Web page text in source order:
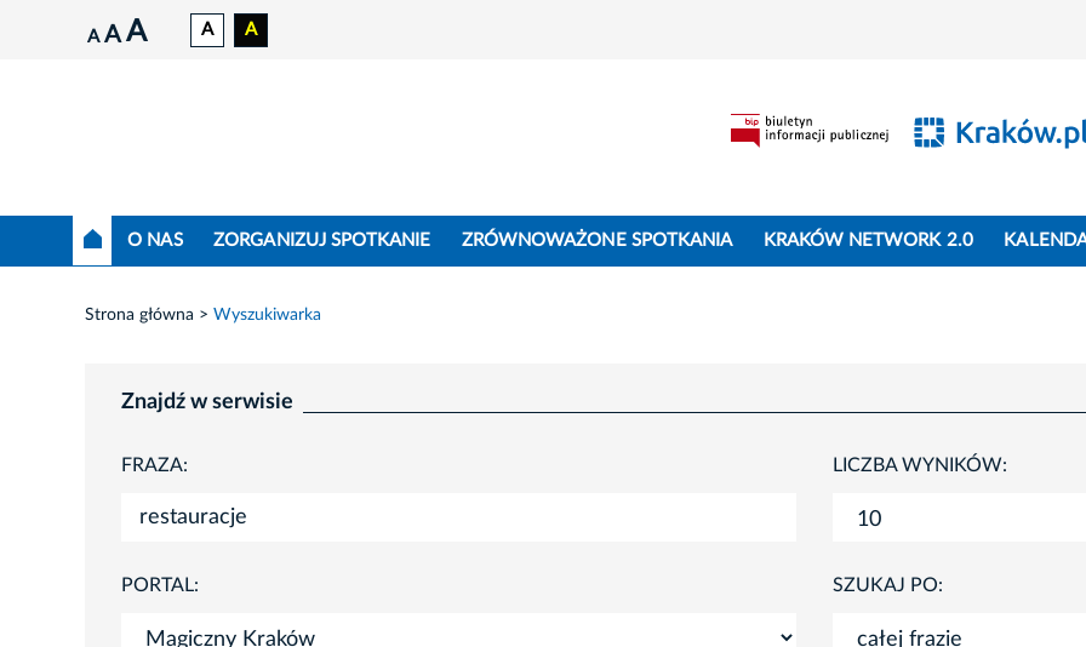
A A A A A
O NAS ZORGANIZUJ SPOTKANIE ZRÓWNOWAŻONE SPOTKANIA KRAKÓW NETWORK 2.0
Strona główna Wyszukiwarka
Znajdź w serwisie
FRAZA: LICZBA WYNIKÓW:
PORTAL: SZUKAJ PO: